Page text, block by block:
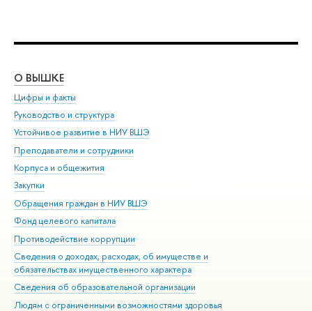
О ВЫШКЕ
Цифры и факты
Руководство и структура
Устойчивое развитие в НИУ ВШЭ
Преподаватели и сотрудники
Корпуса и общежития
Закупки
Обращения граждан в НИУ ВШЭ
Фонд целевого капитала
Противодействие коррупции
Сведения о доходах, расходах, об имуществе и
обязательствах имущественного характера
Сведения об образовательной организации
Людям с ограниченными возможностями здоровья